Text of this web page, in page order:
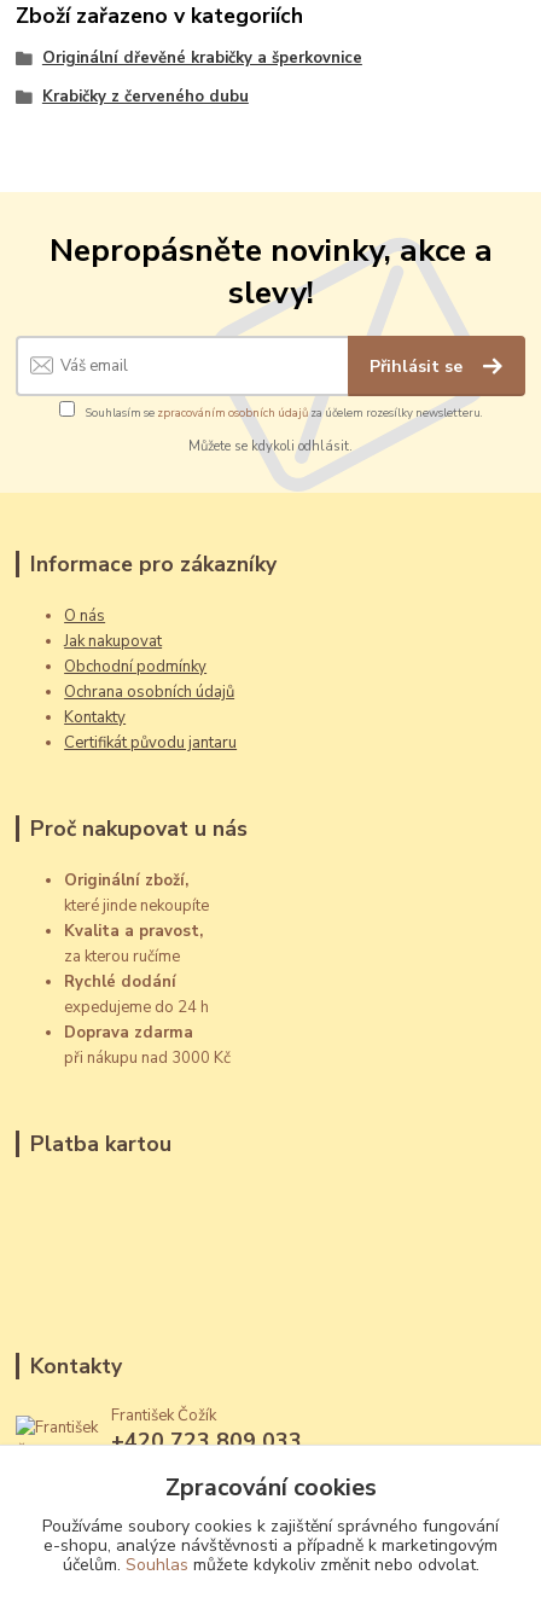
Zboží zařazeno v kategoriích
Originální dřevěné krabičky a šperkovnice
Krabičky z červeného dubu
Nepropásněte novinky, akce a
slevy!
Přihlásit se
Souhlasím se zpracováním osobních údajůza účelem rozesílky newsletteru.
Můžete se kdykoli odhlásit.
Informace pro zákazníky
O nás
Jak nakupovat
Obchodní podmínky
Ochrana osobních údajů
Kontakty
Certifikát původu jantaru
Proč nakupovat u nás
Originální zboží,
které jinde nekoupíte
Kvalita a pravost,
za kterou ručíme
Rychlé dodání
expedujeme do 24 h
Doprava zdarma
při nákupu nad 3000 Kč
Platba kartou
Kontakty
František Čožík
+420 723 809 033
Zpracování cookies
Používáme soubory cookies k zajištění správného fungování
e-shopu, analýze návštěvnosti a případně k marketingovým
účelům. Souhlas můžete kdykoliv změnit nebo odvolat.